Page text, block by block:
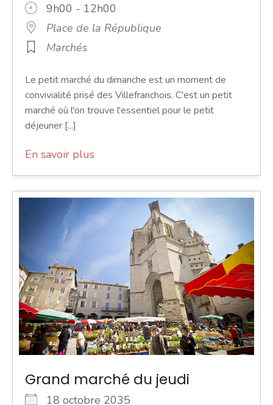
9h00 - 12h00
Place de la République
Marchés
Le petit marché du dimanche est un moment de
convivialité prisé des Villefranchois. C'est un petit
marché où l'on trouve l'essentiel pour le petit
déjeuner [...]
En savoir plus
Grand marché du jeudi
18 octobre 2035